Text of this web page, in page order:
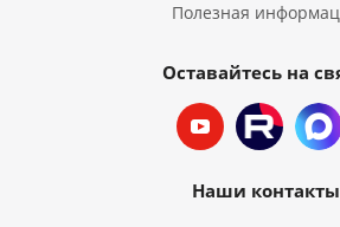
Полезная
Оставайтесь на
Наши контакты